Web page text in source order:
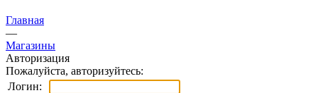
Главная
—
Магазины
Авторизация
Пожалуйста, авторизуйтесь:
Логин: